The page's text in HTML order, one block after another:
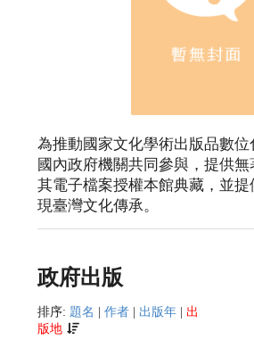
為推動國家文化學術出版品數
國內政府機關共同參與，提供
其電子檔案授權本館典藏，並
現臺灣文化傳承。
政府出版
排序: 題名 作者 出版年
出
版地